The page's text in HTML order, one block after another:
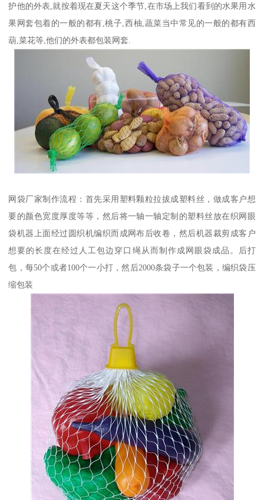
护他的外表,就按着现在夏天这个季节,在市场上我们看到的水果用水
果网套包着的一般的都有,桃子,西柚,蔬菜当中常见的一般的都有西
葫,菜花等,他们的外表都包装网套.
网袋厂家制作流程：首先采用塑料颗粒拉拔成塑料丝，做成客户想
要的颜色宽度厚度等等，然后将一轴一轴定制的塑料丝放在织网眼
袋机器上面经过圆织机编织而成网布后收卷，然后机器裁剪成客户
想要的长度在经过人工包边穿口绳从而制作成网眼袋成品。后打
包，每50个或者100个一小打，然后2000条袋子一个包装，编织袋压
缩包装